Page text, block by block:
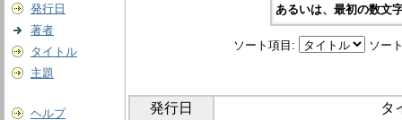
発行日
著者
タイトル
主題
ヘルプ
あるいは、最初の数文
ソート項目: ソー
発行日 タ